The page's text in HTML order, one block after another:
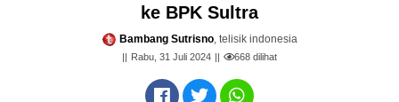
ke BPK Sultra
Bambang Sutrisno, telisik indonesia
Rabu, 31 Juli 2024 668 dilihat